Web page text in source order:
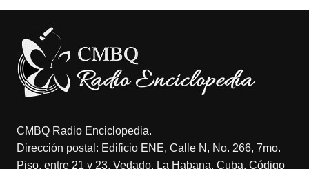
CMBQ Radio Enciclopedia.
Dirección postal: Edificio ENE, Calle N, No. 266, 7mo.
Piso, entre 21 y 23, Vedado, La Habana, Cuba. Código